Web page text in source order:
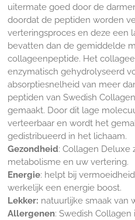
uitermate goed door de
doordat de peptiden worden
verteringsproces en deze een
bevatten dan de gemiddelde
collageenpeptide. Het
enzymatisch gehydrolyseerd
absorptiesnelheid van meer
peptiden van Swedish
gemaakt. Door dit lage
verteerbaar en wordt het
gedistribueerd in het lichaam.
Gezondheid: Collagen Deluxe
metabolisme en uw vertering.
Energie: helpt bij
werkelijk een energie boost.
Lekker: natuurlijke smaak van
Allergenen: Swedish Collagen